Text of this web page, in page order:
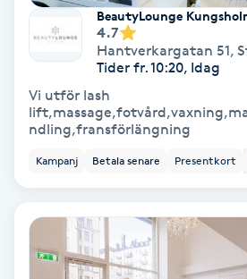
Huduppstramning
Hudvård
Hyaluronsyra
Hyperhidros
Hårborttagning
BeautyLounge
4.7
Hantverkargatan 51,
Tider fr. 10:20, Idag
Vi utför lash
ndling,fransförlängning
Kampanj Betala senare Presentkort